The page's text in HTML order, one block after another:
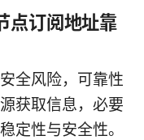
点订阅地址靠
全风险，可靠性
获取信息，必要
定性与安全性。